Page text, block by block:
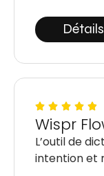
Wispr
L’outil de
intention et